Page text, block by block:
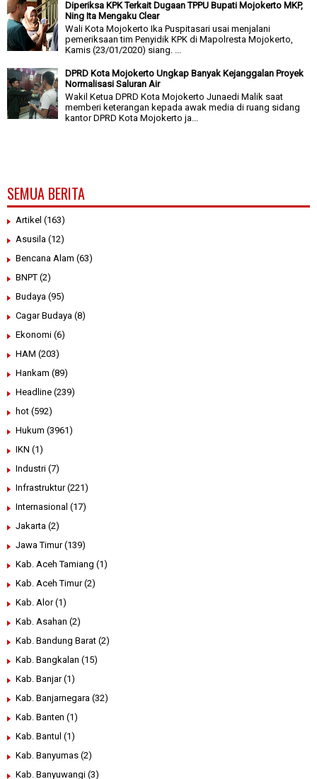
Diperiksa KPK Terkait Dugaan TPPU Bupati Mojokerto MKP,
Ning Ita Mengaku Clear
Wali Kota Mojokerto Ika Puspitasari usai menjalani
pemeriksaan tim Penyidik KPK di Mapolresta Mojokerto,
Kamis (23/01/2020) siang. ...
DPRD Kota Mojokerto Ungkap Banyak Kejanggalan Proyek
Normalisasi Saluran Air
Wakil Ketua DPRD Kota Mojokerto Junaedi Malik saat
memberi keterangan kepada awak media di ruang sidang
kantor DPRD Kota Mojokerto ja...
SEMUA BERITA
Artikel (163)
Asusila (12)
Bencana Alam (63)
BNPT (2)
Budaya (95)
Cagar Budaya (8)
Ekonomi (6)
HAM (203)
Hankam (89)
Headline (239)
hot (592)
Hukum (3961)
IKN (1)
Industri (7)
Infrastruktur (221)
Internasional (17)
Jakarta (2)
Jawa Timur (139)
Kab. Aceh Tamiang (1)
Kab. Aceh Timur (2)
Kab. Alor (1)
Kab. Asahan (2)
Kab. Bandung Barat (2)
Kab. Bangkalan (15)
Kab. Banjar (1)
Kab. Banjarnegara (32)
Kab. Banten (1)
Kab. Bantul (1)
Kab. Banyumas (2)
Kab. Banyuwangi (3)